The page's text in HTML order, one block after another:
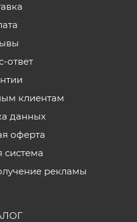
ответ
клиентам
данных
оферта
система
рекламы